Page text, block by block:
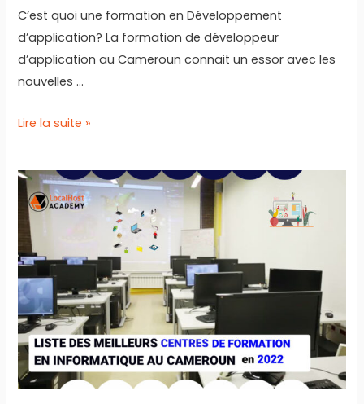
C’est quoi une formation en Développement
d’application? La formation de développeur
d’application au Cameroun connait un essor avec les
nouvelles …
Les
de
formation
en
Développement
d’applications
au
Cameroun
Lire la suite »